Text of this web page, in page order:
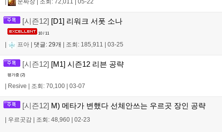
| 운짜장 | 조회: 72,011 | 05-22
[시즌12] [D1] 리워크 서폿 소나
10 / 11
프아 댓글: 29개 조회: 185,911 03-25
[시즌12] [M1] 시즌12 리븐 공략
평가중 (2)
| Resive | 조회: 70,100 | 03-07
[시즌12] M) 메타가 변했다 선체안쓰는 우르곳 장인 공략
| 우르곳감 | 조회: 48,960 | 02-23